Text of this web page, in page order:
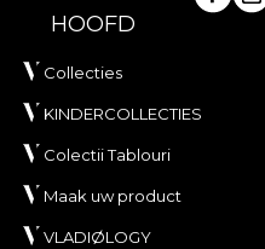
HOOFD
Collecties
KINDERCOLLECTIES
Colectii Tablouri
Maak uw product
VLADIØLOGY